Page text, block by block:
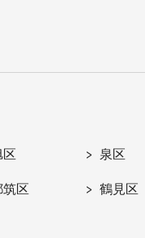
区 泉区
筑区 鶴見区